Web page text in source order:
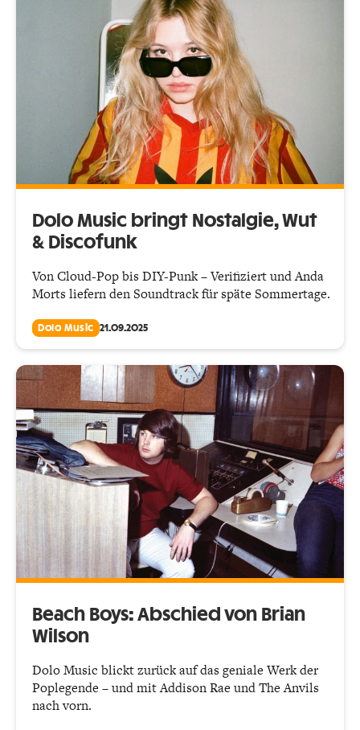
Dolo Music bringt Nostalgie, Wut
& Discofunk
Von Cloud-Pop bis DIY-Punk – Verifiziert und Anda
Morts liefern den Soundtrack für späte Sommertage.
Dolo Music 21.09.2025
Beach Boys: Abschied von Brian
Wilson
Dolo Music blickt zurück auf das geniale Werk der
Poplegende – und mit Addison Rae und The Anvils
nach vorn.